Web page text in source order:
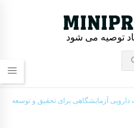
توصیه می شود
دارویی آزمایشگاهی برای تحقیق و توسعه